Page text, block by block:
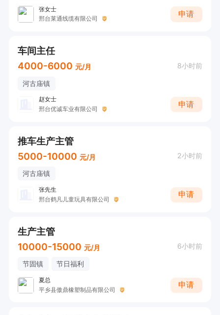
张女士
邢台莱通线缆有限公司
申请
车间主任
4000-6000 元/月 8小时前
河古庙镇
赵女士
邢台优诚车业有限公司
申请
推车生产主管
5000-10000 元/月 2小时前
河古庙镇
张先生
邢台鹤凡儿童玩具有限公司
申请
生产主管
10000-15000 元/月 6小时前
节固镇 节日福利
夏总
平乡县傲鼎橡塑制品有限公司
申请